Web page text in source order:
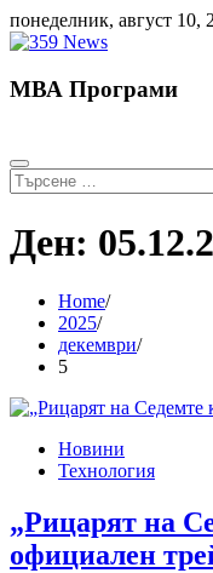
Skip
to
понеделник, август 10,
МВА Програми
Търсене
за:
Ден:
Home
2025
декември
5
Новини
Технология
„Рицарят на
официален